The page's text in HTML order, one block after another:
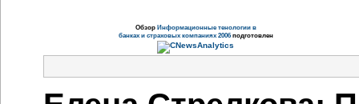
Обзор Информационные тенологии в
банках и страховых компаниях 2006подготовлен